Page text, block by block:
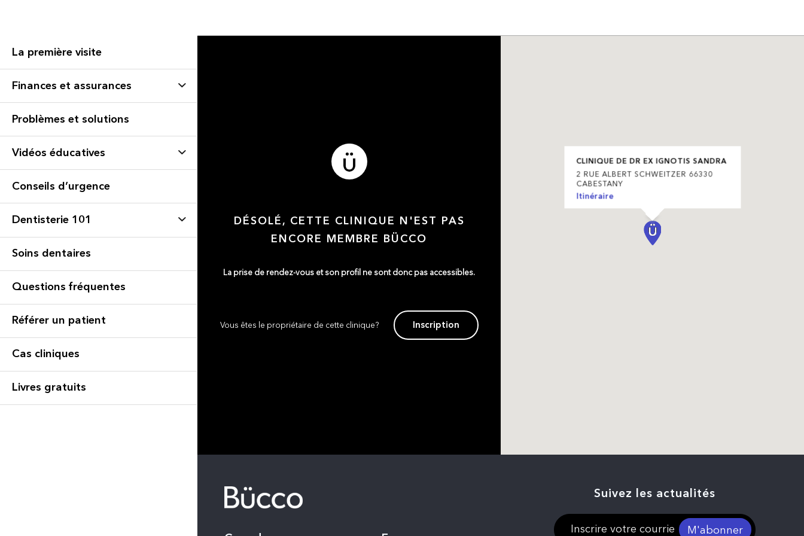
La première visite
Finances et assurances
Problèmes et solutions
Vidéos éducatives
Conseils d’urgence
Dentisterie 101
Soins dentaires
Questions fréquentes
Référer un patient
Cas cliniques
Livres gratuits
DÉSOLÉ, CETTE CLINIQUE N'EST PAS
ENCORE MEMBRE BÜCCO
La prise de rendez-vous et son profil ne sont donc pas accessibles.
Vous êtes le propriétaire de cette clinique? Inscription
CLINIQUE DE DR EX IGNOTIS SANDRA
2 RUE ALBERT SCHWEITZER 66330
CABESTANY
Itinéraire
Suivez les actualités
M'abonner